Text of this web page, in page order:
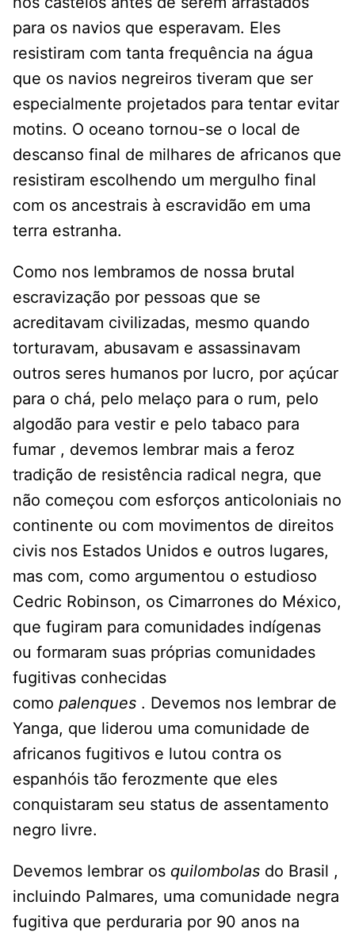
para os navios que esperavam. Eles
resistiram com tanta frequência na água
que os navios negreiros tiveram que ser
especialmente projetados para tentar evitar
motins. O oceano tornou-se o local de
descanso final de milhares de africanos que
resistiram escolhendo um mergulho final
com os ancestrais à escravidão em uma
terra estranha.
Como nos lembramos de nossa brutal
escravização por pessoas que se
acreditavam civilizadas, mesmo quando
torturavam, abusavam e assassinavam
outros seres humanos por lucro, por açúcar
para o chá, pelo melaço para o rum, pelo
algodão para vestir e pelo tabaco para
fumar , devemos lembrar mais a feroz
tradição de resistência radical negra, que
não começou com esforços anticoloniais no
continente ou com movimentos de direitos
civis nos Estados Unidos e outros lugares,
mas com, como argumentou o estudioso
Cedric Robinson, os Cimarrones do México,
que fugiram para comunidades indígenas
ou formaram suas próprias comunidades
fugitivas conhecidas
como palenques . Devemos nos lembrar de
Yanga, que liderou uma comunidade de
africanos fugitivos e lutou contra os
espanhóis tão ferozmente que eles
conquistaram seu status de assentamento
negro livre.
Devemos lembrar os quilombolas do Brasil ,
incluindo Palmares, uma comunidade negra
fugitiva que perduraria por 90 anos na